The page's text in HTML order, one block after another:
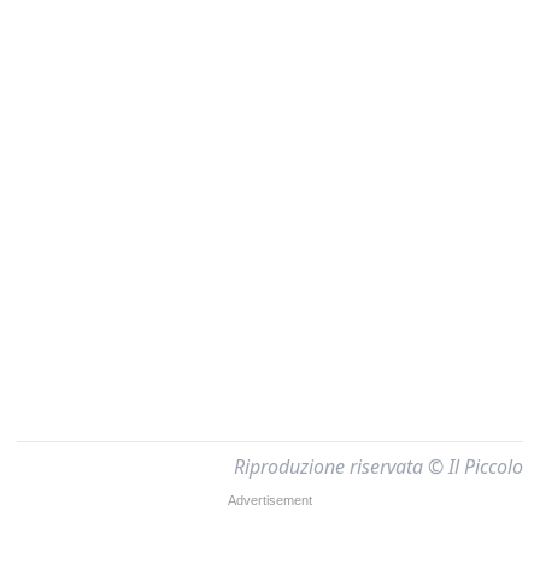
Riproduzione riservata © Il Piccolo